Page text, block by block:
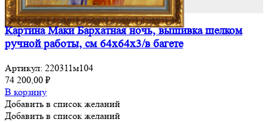
Картина Маки Бархатная ночь, вышивка шелком
ручной работы, см 64х64х3/в багете
Артикул: 220311м104
74 200,00 ₽
В корзину
Добавить в список желаний
Добавить в список желаний